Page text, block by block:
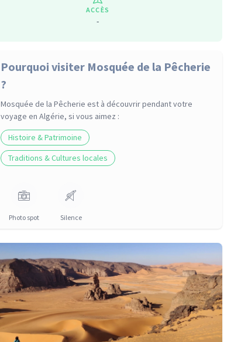
ACCÈS
-
Pourquoi visiter Mosquée de la Pêcherie
?
Mosquée de la Pêcherie est à découvrir pendant votre
voyage en Algérie, si vous aimez :
Histoire & Patrimoine
Traditions & Cultures locales
Photo spot Silence